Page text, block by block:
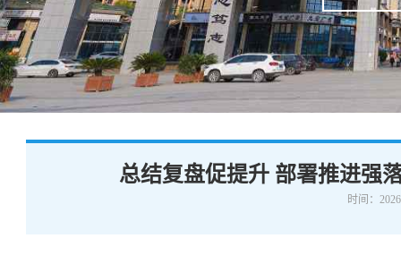
下载中心
联系我们
课程建设
教学改革
学术交流
总结复盘促提升 部署推进
时间：